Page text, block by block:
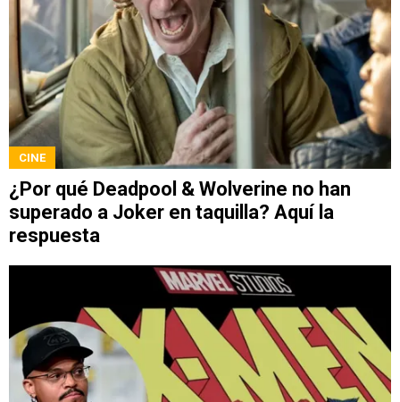
CINE
¿Por qué Deadpool & Wolverine no han
superado a Joker en taquilla? Aquí la
respuesta